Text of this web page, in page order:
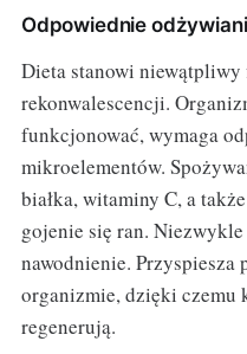
Odpowiednie
Dieta stanowi
rekonwalescencji.
funkcjonować, wymaga
mikroelementów.
białka, witaminy C, a
gojenie się ran.
nawodnienie. Przyspiesza
organizmie, dzięki czemu
regenerują.